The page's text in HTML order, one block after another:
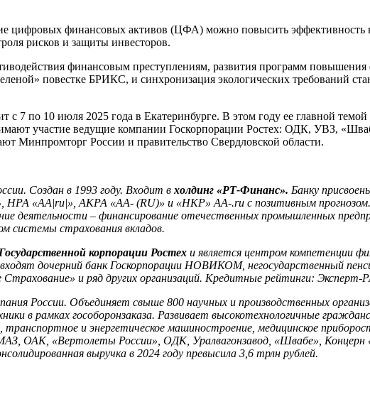
цифровых финансовых активов (ЦФА) можно повысить эффективность
рисков и защиты инвесторов.
финансовым преступлениям, развития программ
повестке БРИКС, и синхронизация экологических требований
10 июля 2025 года в Екатеринбурге. В этом году ее главной темой
участие ведущие компании Госкорпорации Ростех: ОДК, УВЗ,
Минпромторг России и правительство Свердловской области.
Создан в 1993 году. Входит в холдинг «РТ-Финанс». Банку
«АА|ru|», АКРА «АА- (RU)» и «НКР» АА-.ru с позитивным прогнозом.
деятельности – финансирование отечественных промышленных
системы страхования вкладов.
Государственной корпорации Ростехи является центром компетенции
дочерний банк Госкорпорации НОВИКОМ, негосударственный
и ряд других организаций. Кредитные рейтинги:
России. Объединяет свыше 800 научных и производственных
в рамках гособоронзаказа. Развивает высокотехнологичные
и энергетическое машиностроение, медицинское
ОАК, «Вертолеты России», ОДК, Уралвагонзавод, «Швабе»,
выручка в 2024 году превысила 3,6 трлн рублей.